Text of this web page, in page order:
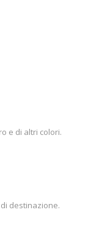
e di altri colori.
destinazione.